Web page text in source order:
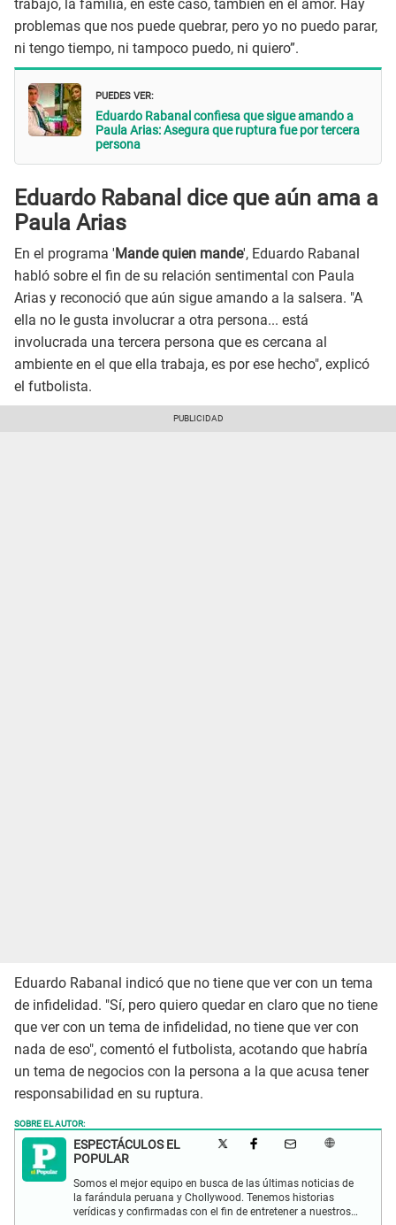
trabajo, la familia, en este caso, también en el amor. Hay
problemas que nos puede quebrar, pero yo no puedo parar,
ni tengo tiempo, ni tampoco puedo, ni quiero”.
PUEDES VER:
Eduardo Rabanal confiesa que sigue amando a
Paula Arias: Asegura que ruptura fue por tercera
persona
Eduardo Rabanal dice que aún ama a
Paula Arias
En el programa 'Mande quien mande', Eduardo Rabanal
habló sobre el fin de su relación sentimental con Paula
Arias y reconoció que aún sigue amando a la salsera. "A
ella no le gusta involucrar a otra persona... está
involucrada una tercera persona que es cercana al
ambiente en el que ella trabaja, es por ese hecho", explicó
el futbolista.
Eduardo Rabanal indicó que no tiene que ver con un tema
de infidelidad. "Sí, pero quiero quedar en claro que no tiene
que ver con un tema de infidelidad, no tiene que ver con
nada de eso", comentó el futbolista, acotando que habría
un tema de negocios con la persona a la que acusa tener
responsabilidad en su ruptura.
SOBRE EL AUTOR:
ESPECTÁCULOS EL
POPULAR
Somos el mejor equipo en busca de las últimas noticias de
la farándula peruana y Chollywood. Tenemos historias
verídicas y confirmadas con el fin de entretener a nuestros